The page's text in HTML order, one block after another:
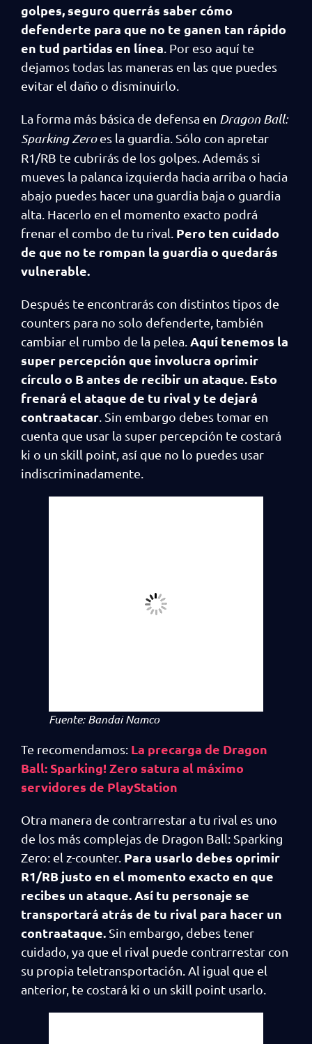
golpes, seguro querrás saber cómo
defenderte para que no te ganen tan rápido
en tud partidas en línea . Por eso aquí te
dejamos todas las maneras en las que puedes
evitar el daño o disminuirlo.
La forma más básica de defensa en Dragon Ball:
Sparking Zeroes la guardia. Sólo con apretar
R1/RB te cubrirás de los golpes. Además si
mueves la palanca izquierda hacia arriba o hacia
abajo puedes hacer una guardia baja o guardia
alta. Hacerlo en el momento exacto podrá
frenar el combo de tu rival. Pero ten cuidado
de que no te rompan la guardia o quedarás
vulnerable.
Después te encontrarás con distintos tipos de
counters para no solo defenderte, también
cambiar el rumbo de la pelea. Aquí tenemos la
super percepción que involucra oprimir
círculo o B antes de recibir un ataque. Esto
frenará el ataque de tu rival y te dejará
contraatacar . Sin embargo debes tomar en
cuenta que usar la super percepción te costará
ki o un skill point, así que no lo puedes usar
indiscriminadamente.
Fuente: Bandai Namco
Te recomendamos: La precarga de Dragon
Ball: Sparking! Zero satura al máximo
servidores de PlayStation
Otra manera de contrarrestar a tu rival es uno
de los más complejas de Dragon Ball: Sparking
Zero: el z-counter. Para usarlo debes oprimir
R1/RB justo en el momento exacto en que
recibes un ataque. Así tu personaje se
transportará atrás de tu rival para hacer un
contraataque. Sin embargo, debes tener
cuidado, ya que el rival puede contrarrestar con
su propia teletransportación. Al igual que el
anterior, te costará ki o un skill point usarlo.